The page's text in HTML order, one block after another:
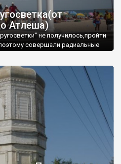
Атлеша)
не получилось,пройти
совершали радиальные